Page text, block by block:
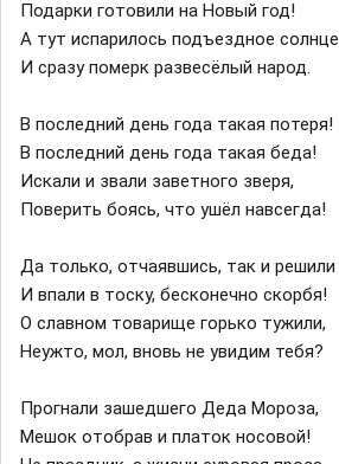
Подарки готовили на Новый год!
А тут испарилось подъездное солнце
И сразу померк развесёлый народ.
В последний день года такая потеря!
В последний день года такая беда!
Искали и звали заветного зверя,
Поверить боясь, что ушёл навсегда!
Да только, отчаявшись, так и решили
И впали в тоску, бесконечно скорбя!
О славном товарище горько тужили,
Неужто, мол, вновь не увидим тебя?
Прогнали зашедшего Деда Мороза,
Мешок отобрав и платок носовой!